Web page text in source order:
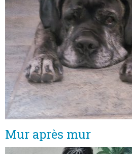
Mur après mur